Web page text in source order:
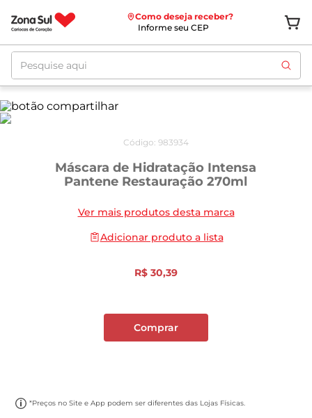
Como deseja receber?
Informe seu CEP
Pesquise aqui
Código: 983934
Máscara de Hidratação Intensa
Pantene Restauração 270ml
Ver mais produtos desta marca
Adicionar produto a lista
R$ 30,39
Comprar
*Preços no Site e App podem ser diferentes das Lojas Físicas.